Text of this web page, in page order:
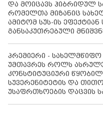
და მოიცავს ჰიბრიდულ
რომელთა მიზანიც
ამიტომ სუს-ის ეფექტიან
განსაკუთრებული
პრემიერი - სახელმწიფო
უმთავრეს როლს
კონსტიტუციური
სუვერენიტეტის და
უსაფრთხოების დაცვის